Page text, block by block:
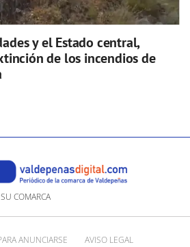
y el Estado central,
de los incendios de
COMARCA
ANUNCIARSE AVISO LEGAL